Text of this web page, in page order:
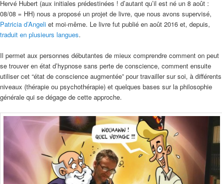
Hervé Hubert (aux initiales prédestinées ! d’autant qu’il est né un 8 août :
08/08 = HH) nous a proposé un projet de livre, que nous avons supervisé,
Patricia d’Angeli et moi-même. Le livre fut publié en août 2016 et, depuis,
traduit en plusieurs langues.
Il permet aux personnes débutantes de mieux comprendre comment on peut
se trouver en état d’hypnose sans perte de conscience, comment ensuite
utiliser cet “état de conscience augmentée” pour travailler sur soi, à différents
niveaux (thérapie ou psychothérapie) et quelques bases sur la philosophie
générale qui se dégage de cette approche.